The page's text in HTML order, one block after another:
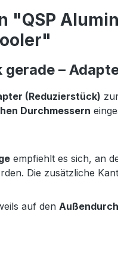
"QSP
–
(Reduzierstück)
Durchmessern
empfiehlt es sich, an
Die zusätzliche
auf den